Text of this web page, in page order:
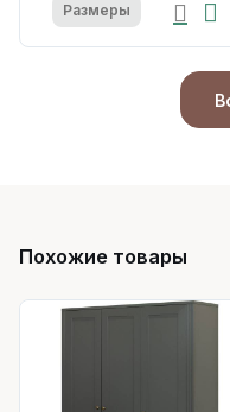
Размеры
Похожие товары